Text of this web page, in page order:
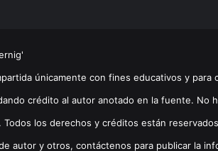
únicamente con fines educativos y
crédito al autor anotado en la fuente. No
los derechos y créditos están
autor y otros, contáctenos para publicar la